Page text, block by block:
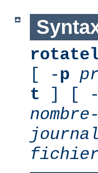
[ -p
t ] [ -
journal